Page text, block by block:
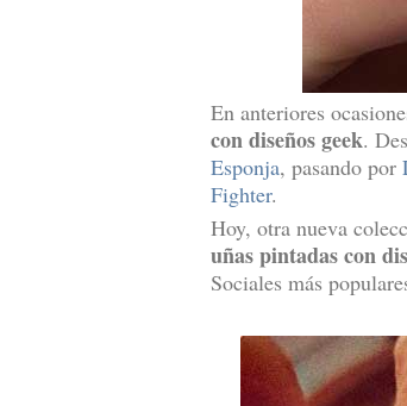
En anteriores
con diseños geek.
Esponja, pasando por
Fighter.
Hoy, otra nueva
uñas pintadas con
Sociales más